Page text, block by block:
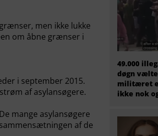
men ikke lukke
om åbne grænser i
i september 2015.
af asylansøgere.
mange asylansøgere
af de
49.000
døgn
militæret
ikke nok